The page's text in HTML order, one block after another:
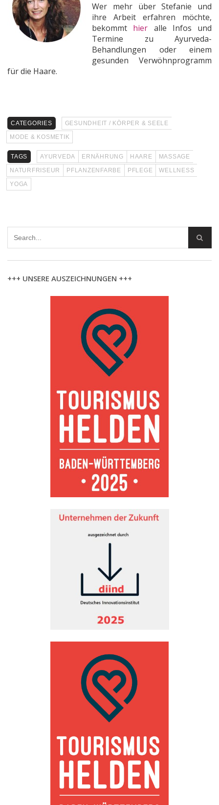
Wer mehr über Stefanie und
ihre Arbeit erfahren möchte,
bekommt hier alle Infos und
Termine zu Ayurveda-
Behandlungen oder einem
gesunden Verwöhnprogramm
für die Haare.
CATEGORIES
GESUNDHEIT / KÖRPER & SEELE
MODE & KOSMETIK
TAGS AYURVEDA ERNÄHRUNG HAARE
MASSAGE
NATURFRISEUR
PFLANZENFARBE PFLEGE
WELLNESS
YOGA
+++ UNSERE AUSZEICHNUNGEN +++